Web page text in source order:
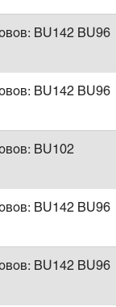
BU142 BU96
BU142 BU96
BU102
BU142 BU96
BU142 BU96